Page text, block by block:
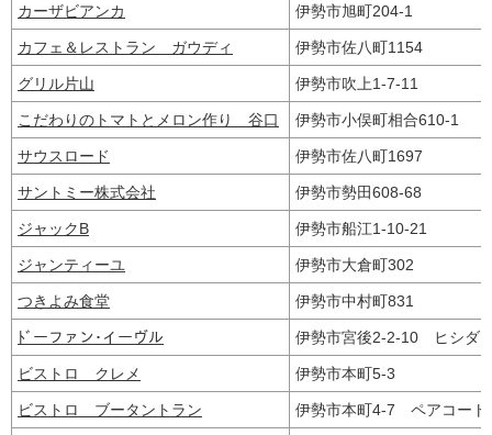
カーザビアンカ 伊勢市旭町204-1
カフェ＆レストラン ガウディ 伊勢市佐八町1154
グリル片山 伊勢市吹上1-7-11
こだわりのトマトとメロン作り 谷口 伊勢市小俣町相合610-1
サウスロード 伊勢市佐八町1697
サントミー株式会社 伊勢市勢田608-68
ジャックB 伊勢市船江1-10-21
ジャンティーユ 伊勢市大倉町302
つきよみ食堂 伊勢市中村町831
ﾄﾞーファン･イーヴル 伊勢市宮後2-2-10 ヒシダ
ビストロ クレメ 伊勢市本町5-3
ビストロ ブータントラン 伊勢市本町4-7 ペアコー